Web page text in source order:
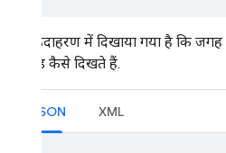
इस उदाहरण में दिखाया गया है कि
फ़ील्ड कैसे दिखते हैं.
JSON XML